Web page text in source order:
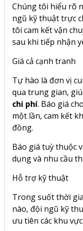
Chúng tôi hiểu rõ
ngũ kỹ thuật trực
tôi cam kết vận
sau khi tiếp nhận
Giá cả cạnh tranh
Tự hào là đơn vị
qua trung gian,
chi phí. Báo giá
một lần, cam kết
đồng.
Báo giá tuỳ thuộc
dụng và nhu cầu
Hỗ trợ kỹ thuật
Trong suốt thời
nào, đội ngũ kỹ
ưu tiên các khu vực